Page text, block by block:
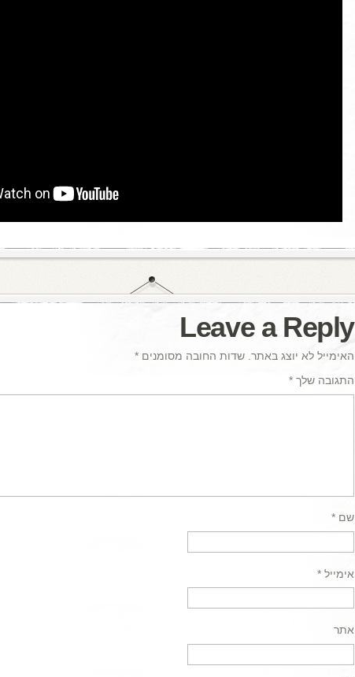
Leave a Reply
האימייל לא יוצג באתר. שדות החובה מסומנים *
התגובה שלך *
שם *
אימייל *
אתר